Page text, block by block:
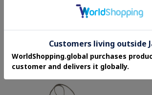
2WAY 本革 （商品番号：P25－35549）
¥104,500
2WAY 本革 ミ